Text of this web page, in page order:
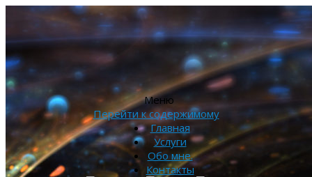
Меню
Перейти к содержимому
Главная
Услуги
Обо мне.
Контакты